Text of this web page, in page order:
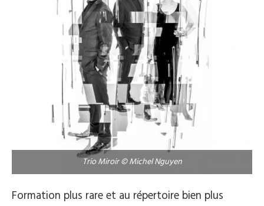
Trio Miroir © Michel Nguyen
Formation plus rare et au répertoire bien plus